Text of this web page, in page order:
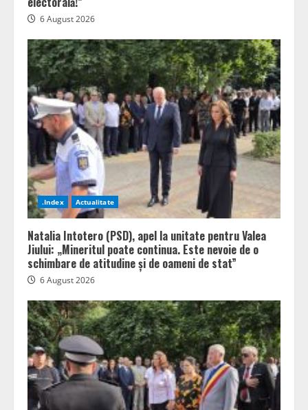
6 August 2026
.Index Actualitate
Natalia Intotero (PSD), apel la unitate pentru Valea
Jiului: „Mineritul poate continua. Este nevoie de o
schimbare de atitudine și de oameni de stat”
6 August 2026